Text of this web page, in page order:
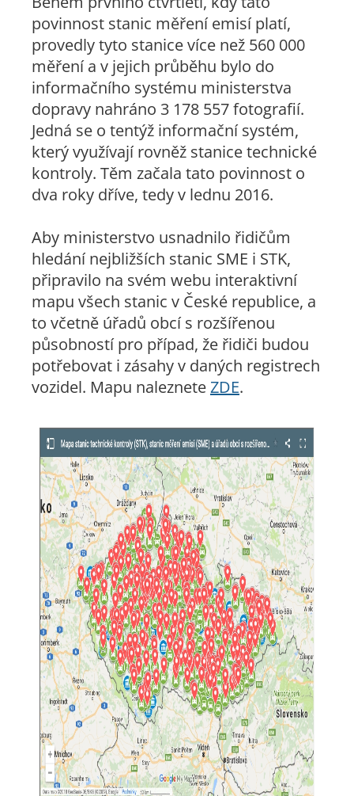
povinnost stanic měření emisí platí,
provedly tyto stanice více než 560 000
měření a v jejich průběhu bylo do
informačního systému ministerstva
dopravy nahráno 3 178 557 fotografií.
Jedná se o tentýž informační systém,
který využívají rovněž stanice technické
kontroly. Těm začala tato povinnost o
dva roky dříve, tedy v lednu 2016.
Aby ministerstvo usnadnilo řidičům
hledání nejbližších stanic SME i STK,
připravilo na svém webu interaktivní
mapu všech stanic v České republice, a
to včetně úřadů obcí s rozšířenou
působností pro případ, že řidiči budou
potřebovat i zásahy v daných registrech
vozidel. Mapu nalezneteZDE.